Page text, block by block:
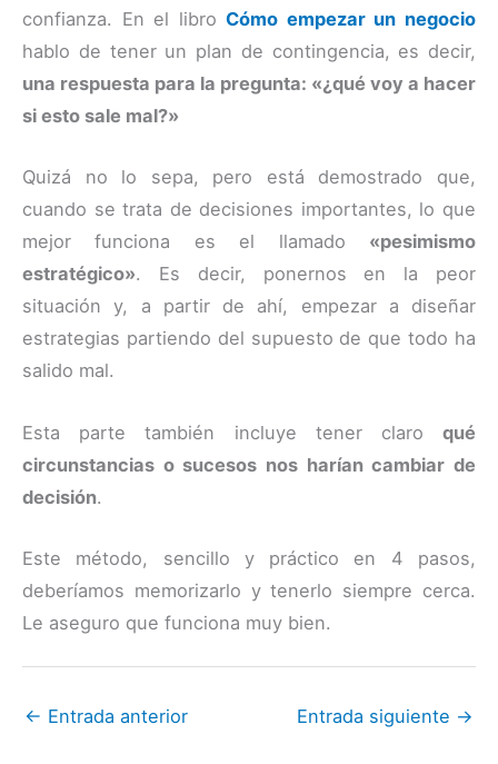
confianza. En el libroCómo empezar un negocio
hablo de tener un plan de contingencia, es decir,
una respuesta para la pregunta: «¿qué voy a hacer
si esto sale mal?»
Quizá no lo sepa, pero está demostrado que,
cuando se trata de decisiones importantes, lo que
mejor funciona es el llamado «pesimismo
estratégico». Es decir, ponernos en la peor
situación y, a partir de ahí, empezar a diseñar
estrategias partiendo del supuesto de que todo ha
salido mal.
Esta parte también incluye tener claro qué
circunstancias o sucesos nos harían cambiar de
decisión.
Este método, sencillo y práctico en 4 pasos,
deberíamos memorizarlo y tenerlo siempre cerca.
Le aseguro que funciona muy bien.
← Entrada anterior Entrada siguiente →